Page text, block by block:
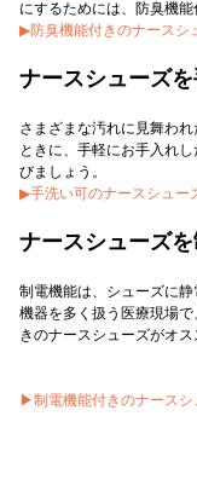
▶防臭機能付きのナースシ
ナースシューズ
さまざまな汚れに見舞わ
ときに、手軽にお手入れ
▶手洗い可のナースシュー
ナースシューズ
制電機能は、シューズに
機器を多く扱う医療現場
きのナースシューズがオス
▶制電機能付きのナースシ